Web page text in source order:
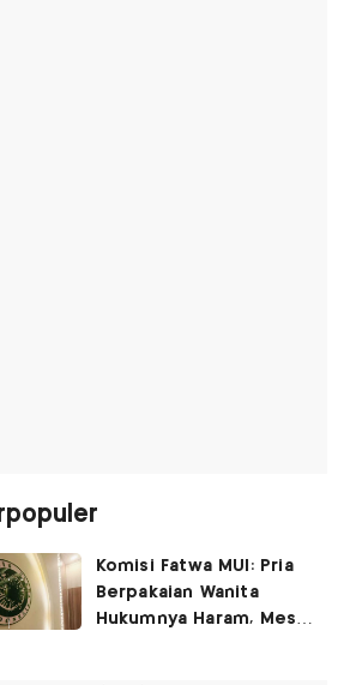
Komisi Fatwa MUI: Pria
Berpakaian Wanita
Hukumnya Haram, Meski